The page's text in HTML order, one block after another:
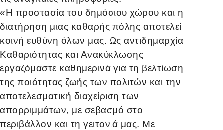
«Η προστασία του δημόσιου χώρου και η
διατήρηση μιας καθαρής πόλης αποτελεί
κοινή ευθύνη όλων μας. Ως αντιδημαρχία
Καθαριότητας και Ανακύκλωσης
εργαζόμαστε καθημερινά για τη βελτίωση
της ποιότητας ζωής των πολιτών και την
αποτελεσματική διαχείριση των
απορριμμάτων, με σεβασμό στο
περιβάλλον και τη γειτονιά μας. Με